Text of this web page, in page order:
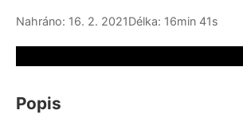
Nahráno: 16. 2. 2021Délka: 16min 41s
Popis